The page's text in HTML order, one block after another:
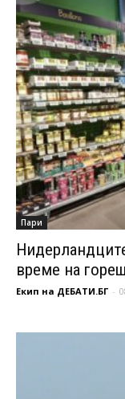
Пари
време на
Екип на ДЕБАТИ.БГ -